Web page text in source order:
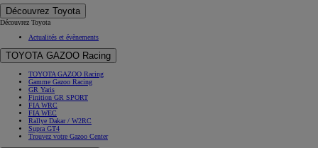
Découvrez Toyota
Découvrez Toyota
Actualités et évènements
TOYOTA GAZOO Racing
TOYOTA GAZOO Racing
Gamme Gazoo Racing
GR Yaris
Finition GR SPORT
FIA WRC
FIA WEC
Rallye Dakar / W2RC
Supra GT4
Trouvez votre Gazoo Center